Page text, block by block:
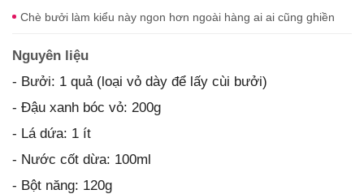
Chè bưởi làm kiểu này ngon hơn ngoài hàng ai ai cũng ghiền
Nguyên liệu
- Bưởi: 1 quả (loại vỏ dày để lấy cùi bưởi)
- Đậu xanh bóc vỏ: 200g
- Lá dứa: 1 ít
- Nước cốt dừa: 100ml
- Bột năng: 120g